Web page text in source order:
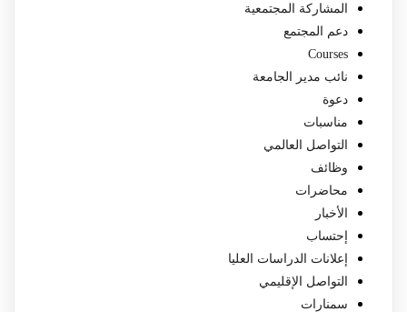
المشاركة المجتمعية
دعم المجتمع
Courses
نائب مدير الجامعة
دعوة
مناسبات
التواصل العالمي
وظائف
محاضرات
الأخبار
إحتساب
إعلانات الدراسات العليا
التواصل الإقليمي
سمنارات